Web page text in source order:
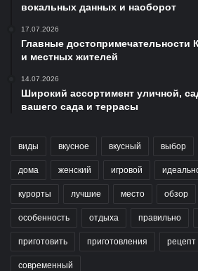
вокальных данных и наоборот
17.07.2026
Главные достопримечательности
и местных жителей
14.07.2026
Широкий ассортимент уличной,
вашего сада и террасы
виды вкусное вкусный выбор
дома женский игровой
курорты лучшие место обзор
особенность отдыха правильно
приготовить приготовления рецепт
современный